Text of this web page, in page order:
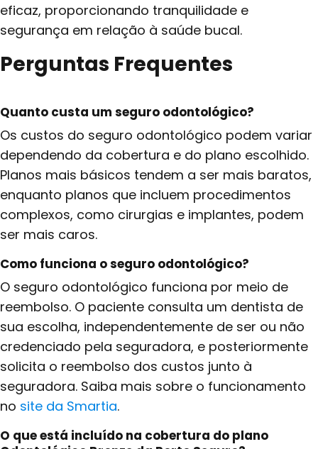
eficaz, proporcionando tranquilidade e
segurança em relação à saúde bucal.
Perguntas Frequentes
Quanto custa um seguro odontológico?
Os custos do seguro odontológico podem variar
dependendo da cobertura e do plano escolhido.
Planos mais básicos tendem a ser mais baratos,
enquanto planos que incluem procedimentos
complexos, como cirurgias e implantes, podem
ser mais caros.
Como funciona o seguro odontológico?
O seguro odontológico funciona por meio de
reembolso. O paciente consulta um dentista de
sua escolha, independentemente de ser ou não
credenciado pela seguradora, e posteriormente
solicita o reembolso dos custos junto à
seguradora. Saiba mais sobre o funcionamento
no site da Smartia.
O que está incluído na cobertura do plano